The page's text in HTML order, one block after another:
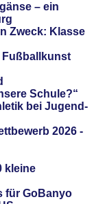
– ein
Zweck: Klasse
Fußballkunst
Schule?“
bei Jugend-
2026 -
kleine
für GoBanyo